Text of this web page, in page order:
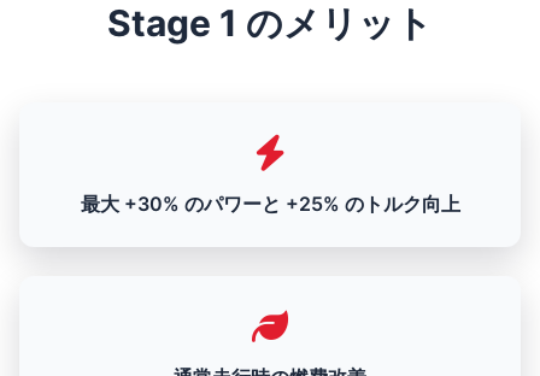
Stage 1 のメリット
最大 +30% のパワーと +25% のトルク向上